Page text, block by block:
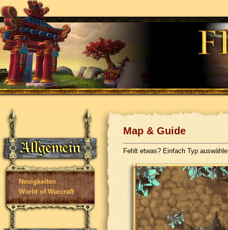
Neuigkeiten
World of Warcraft
Map & Guide
Fehlt etwas? Einfach Typ